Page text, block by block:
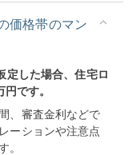
価格帯のマン
定した場合、住宅ロ
です。
、審査金利などで
ーションや注意点
。